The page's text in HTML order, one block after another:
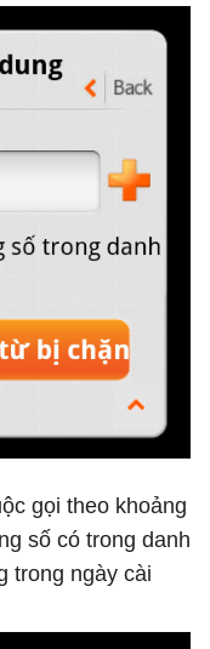
gọi theo khoảng
số có trong danh
trong ngày cài